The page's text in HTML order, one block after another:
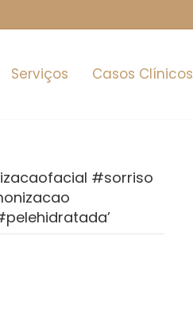
Serviços Casos Clínicos
#sorriso